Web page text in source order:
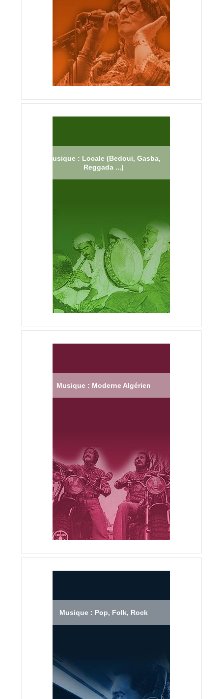
Musique : Locale (Bedoui, Gasba,
Reggada ...)
Musique : Moderne Algérien
Musique : Pop, Folk, Rock